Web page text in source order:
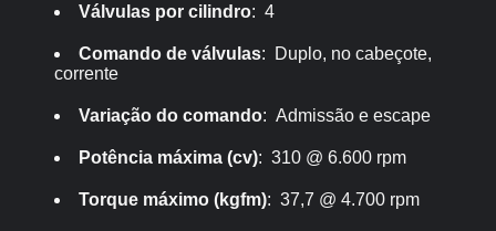
Válvulas por cilindro: 4
Comando de válvulas: Duplo, no cabeçote,
corrente
Variação do comando: Admissão e escape
Potência máxima (cv): 310 @ 6.600 rpm
Torque máximo (kgfm): 37,7 @ 4.700 rpm